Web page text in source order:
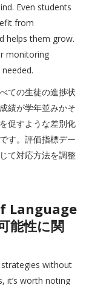
Even students
from
helps them grow.
monitoring
ての生徒の進捗状
績が学年並みかそ
促すような差別化
す。評価指標デー
て対応方法を調整
Language
能性に関
without
it’s worth noting